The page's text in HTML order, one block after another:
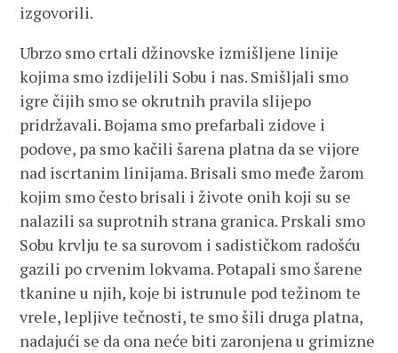
izgovorili.
Ubrzo smo crtali džinovske izmišljene linije
kojima smo izdijelili Sobu i nas. Smišljali smo
igre čijih smo se okrutnih pravila slijepo
pridržavali. Bojama smo prefarbali zidove i
podove, pa smo kačili šarena platna da se vijore
nad iscrtanim linijama. Brisali smo međe žarom
kojim smo često brisali i živote onih koji su se
nalazili sa suprotnih strana granica. Prskali smo
Sobu krvlju te sa surovom i sadističkom radošću
gazili po crvenim lokvama. Potapali smo šarene
tkanine u njih, koje bi istrunule pod težinom te
vrele, lepljive tečnosti, te smo šili druga platna,
nadajući se da ona neće biti zaronjena u grimizne